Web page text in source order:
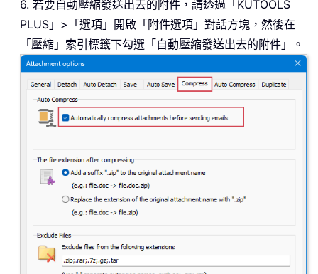
6. 若要自動壓縮發送出去的附件，請透過「KUTOOLS
PLUS」>「選項」開啟「附件選項」對話方塊，然後在
「壓縮」索引標籤下勾選「自動壓縮發送出去的附件」。